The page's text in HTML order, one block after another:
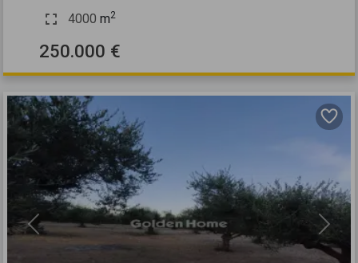
4000 m2
250.000 €
Previous Next